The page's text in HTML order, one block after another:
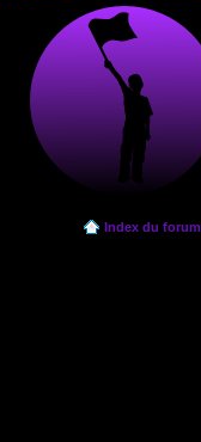
Index du forum